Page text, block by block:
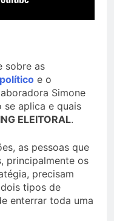
sobre as
e o
Simone
se aplica e quais
ELEITORAL.
as pessoas que
principalmente os
precisam
tipos de
enterrar toda uma